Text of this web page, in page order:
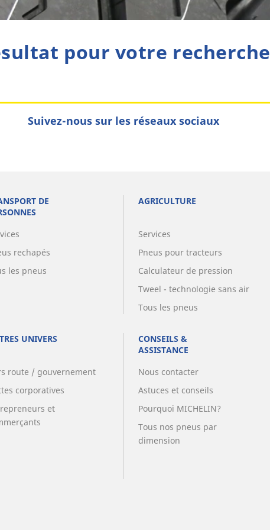
pour votre recherche
Suivez-nous sur les réseaux sociaux
DE
rechapés
les pneus
AGRICULTURE
Services
Pneus pour tracteurs
Calculateur de pression
Tweel - technologie sans air
Tous les pneus
UNIVERS
route / gouvernement
corporatives
et
CONSEILS &
ASSISTANCE
Nous contacter
Astuces et conseils
Pourquoi MICHELIN?
Tous nos pneus par
dimension